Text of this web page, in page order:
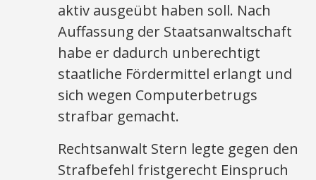
aktiv ausgeübt haben soll. Nach
Auffassung der Staatsanwaltschaft
habe er dadurch unberechtigt
staatliche Fördermittel erlangt und
sich wegen Computerbetrugs
strafbar gemacht.
Rechtsanwalt Stern legte gegen den
Strafbefehl fristgerecht Einspruch